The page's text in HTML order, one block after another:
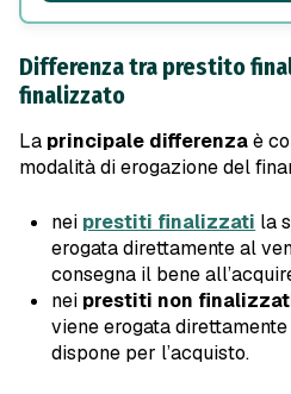
Differenza tra prestito
finalizzato
La principale differenzaè
modalità di erogazione del
nei prestiti finalizzati la
erogata direttamente al
consegna il bene
nei prestiti non
viene erogata
dispone per l’acquisto.